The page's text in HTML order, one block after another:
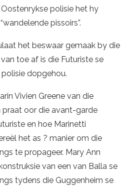
polisie het hy
pissoirs”.
het beswaar gemaak by die
toe af is die Futuriste se
dopgehou.
Vivien Greene van die
oor die avant-garde
en hoe Marinetti
het as ? manier om die
te propageer. Mary Ann
van een van Balla se
tydens die Guggenheim se